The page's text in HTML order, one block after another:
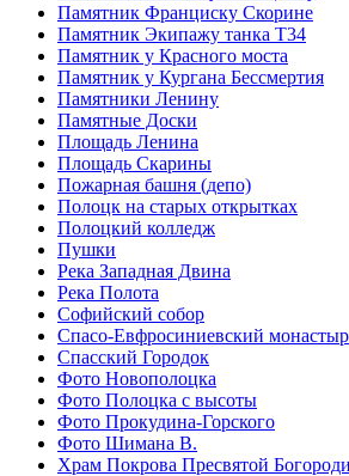
Памятник Франциску Скорине
Памятник Экипажу танка Т34
Памятник у Красного моста
Памятник у Кургана Бессмертия
Памятники Ленину
Памятные Доски
Площадь Ленина
Площадь Скарины
Пожарная башня (депо)
Полоцк на старых открытках
Полоцкий колледж
Пушки
Река Западная Двина
Река Полота
Софийский собор
Спасо-Евфросиниевский
Спасский Городок
Фото Новополоцка
Фото Полоцка с высоты
Фото Прокудина-Горского
Фото Шимана В.
Храм Покрова Пресвятой